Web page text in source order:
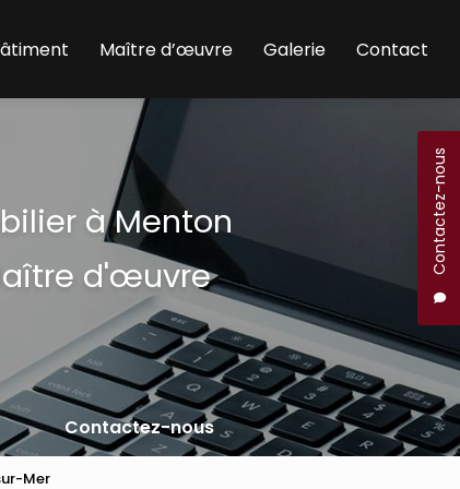
Contactez-nous
Maître d’œuvre Galerie Contact
à Menton
d'œuvre
Contactez-nous
Mer